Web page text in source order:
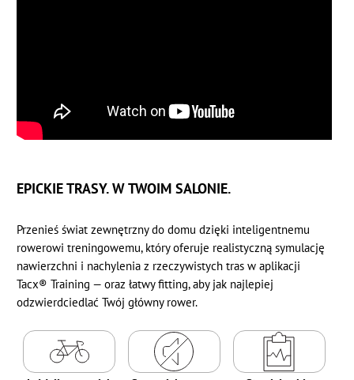
EPICKIE TRASY. W TWOIM SALONIE.
Przenieś świat zewnętrzny do domu dzięki inteligentnemu
rowerowi treningowemu, który oferuje realistyczną symulację
nawierzchni i nachylenia z rzeczywistych tras w aplikacji
Tacx® Training — oraz łatwy fitting, aby jak najlepiej
odzwierdciedlać Twój główny rower.